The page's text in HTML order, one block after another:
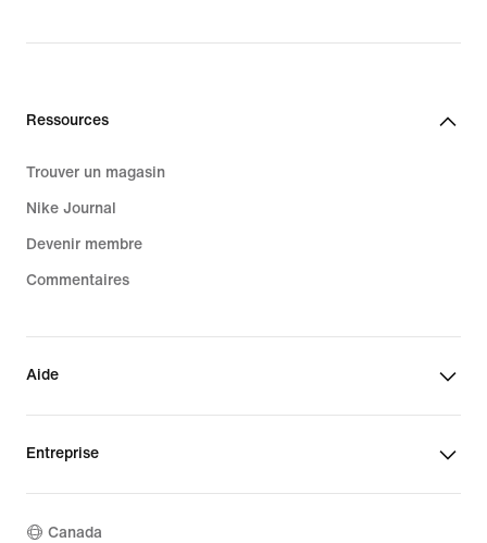
Ressources
Trouver un magasin
Nike Journal
Devenir membre
Commentaires
Aide
Entreprise
Canada